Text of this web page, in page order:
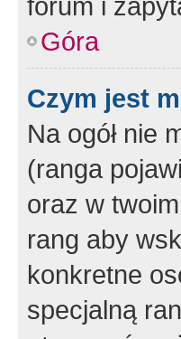
Góra
Czym jest
Na ogół nie
(ranga
oraz w
rang aby
konkretne
specjalną